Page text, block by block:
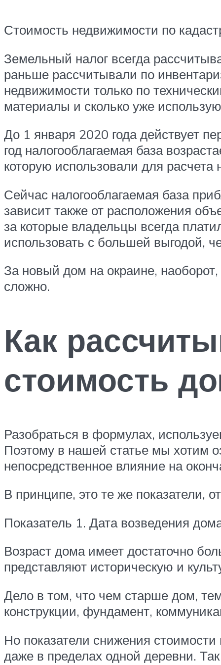
Стоимость недвижимости по
Земельный налог всегда
раньше рассчитывали по
недвижимости только по
материалы и сколько уже
До 1 января 2020 года действует
год налогооблагаемая база
которую использовали для расчета
Сейчас налогооблагаемая база
зависит также от расположения
за которые владельцы всегда
использовать с большей выгодой,
За новый дом на окраине,
сложно.
Как
стоимость
Разобраться в формулах,
Поэтому в нашей статье мы хотим
непосредственное влияние на
В принципе, это те же показатели,
Показатель 1. Дата возведения
Возраст дома имеет достаточно
представляют историческую и
Дело в том, что чем старше дом,
конструкции, фундамент,
Но показатели снижения
даже в пределах одной деревни.